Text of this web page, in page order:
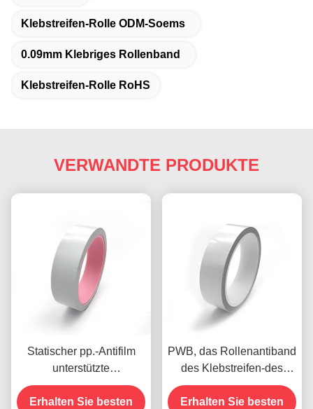
Klebstreifen-Rolle ODM-Soems
0.09mm Klebriges Rollenband
Klebstreifen-Rolle RoHS
VERWANDTE PRODUKTE
Statischer pp.-Antifilm
unterstützte
acrylsauerklebstreifen-
Rollensilikon freies
Erhalten Sie besten
PWB, das Rollenantiband
des Klebstreifen-des
Rollenstatisches pp.
klebriges Film-0.09mm
Erhalten Sie besten